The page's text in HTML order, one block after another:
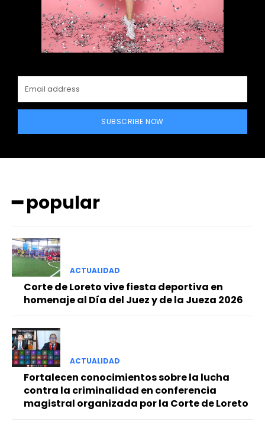
━ Planes
SUBSCRIBE NOW
━ popular
ACTUALIDAD
Corte de Loreto vive fiesta deportiva en
homenaje al Día del Juez y de la Jueza 2026
ACTUALIDAD
Fortalecen conocimientos sobre la lucha
contra la criminalidad en conferencia
magistral organizada por la Corte de Loreto